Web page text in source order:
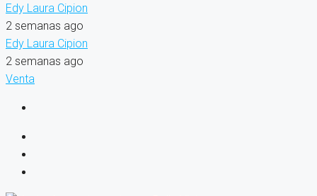
Edy Laura Cipion
2 semanas ago
Edy Laura Cipion
2 semanas ago
Venta